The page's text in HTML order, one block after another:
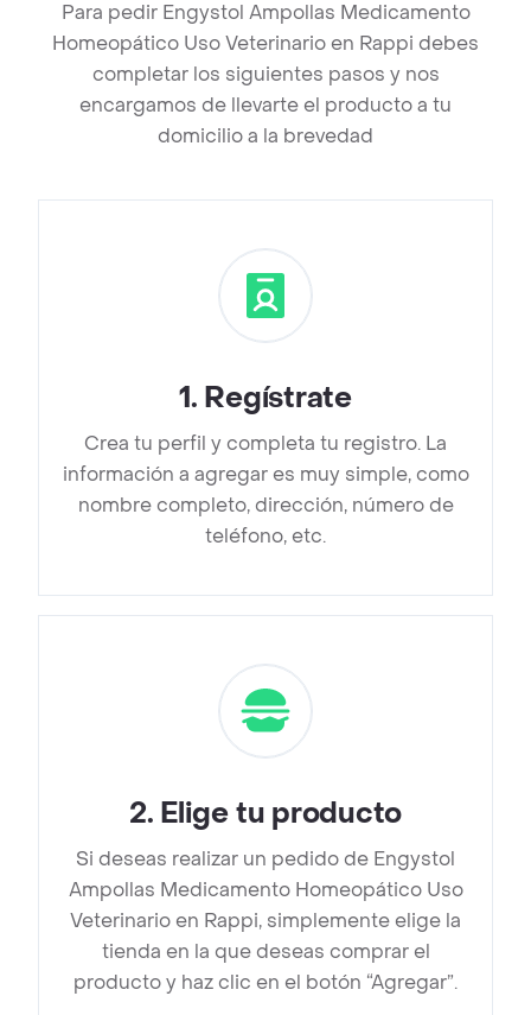
Para pedir Engystol Ampollas Medicamento
Homeopático Uso Veterinario en Rappi debes
completar los siguientes pasos y nos
encargamos de llevarte el producto a tu
domicilio a la brevedad
1. Regístrate
Crea tu perfil y completa tu registro. La
información a agregar es muy simple, como
nombre completo, dirección, número de
teléfono, etc.
2. Elige tu producto
Si deseas realizar un pedido de Engystol
Ampollas Medicamento Homeopático Uso
Veterinario en Rappi, simplemente elige la
tienda en la que deseas comprar el
producto y haz clic en el botón “Agregar”.